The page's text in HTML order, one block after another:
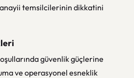
temsilcilerinin dikkatini
güvenlik güçlerine
ve operasyonel esneklik